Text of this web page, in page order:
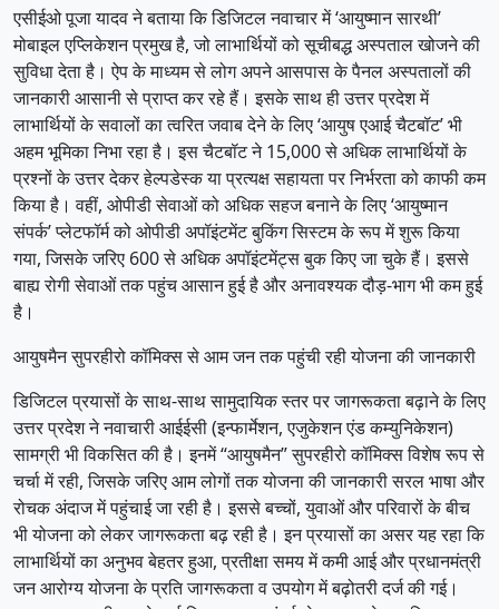
एसीईओ पूजा यादव ने बताया कि डिजिटल नवाचार में ‘आयुष्मान सारथी’
मोबाइल एप्लिकेशन प्रमुख है, जो लाभार्थियों को सूचीबद्ध अस्पताल खोजने की
सुविधा देता है। ऐप के माध्यम से लोग अपने आसपास के पैनल अस्पतालों की
जानकारी आसानी से प्राप्त कर रहे हैं। इसके साथ ही उत्तर प्रदेश में
लाभार्थियों के सवालों का त्वरित जवाब देने के लिए ‘आयुष एआई चैटबॉट’ भी
अहम भूमिका निभा रहा है। इस चैटबॉट ने 15,000 से अधिक लाभार्थियों के
प्रश्नों के उत्तर देकर हेल्पडेस्क या प्रत्यक्ष सहायता पर निर्भरता को काफी कम
किया है। वहीं, ओपीडी सेवाओं को अधिक सहज बनाने के लिए ‘आयुष्मान
संपर्क’ प्लेटफॉर्म को ओपीडी अपॉइंटमेंट बुकिंग सिस्टम के रूप में शुरू किया
गया, जिसके जरिए 600 से अधिक अपॉइंटमेंट्स बुक किए जा चुके हैं। इससे
बाह्य रोगी सेवाओं तक पहुंच आसान हुई है और अनावश्यक दौड़-भाग भी कम हुई
है।
आयुषमैन सुपरहीरो कॉमिक्स से आम जन तक पहुंची रही योजना की जानकारी
डिजिटल प्रयासों के साथ-साथ सामुदायिक स्तर पर जागरूकता बढ़ाने के लिए
उत्तर प्रदेश ने नवाचारी आईईसी (इन्फार्मेशन, एजुकेशन एंड कम्युनिकेशन)
सामग्री भी विकसित की है। इनमें “आयुषमैन” सुपरहीरो कॉमिक्स विशेष रूप से
चर्चा में रही, जिसके जरिए आम लोगों तक योजना की जानकारी सरल भाषा और
रोचक अंदाज में पहुंचाई जा रही है। इससे बच्चों, युवाओं और परिवारों के बीच
भी योजना को लेकर जागरूकता बढ़ रही है। इन प्रयासों का असर यह रहा कि
लाभार्थियों का अनुभव बेहतर हुआ, प्रतीक्षा समय में कमी आई और प्रधानमंत्री
जन आरोग्य योजना के प्रति जागरूकता व उपयोग में बढ़ोतरी दर्ज की गई।